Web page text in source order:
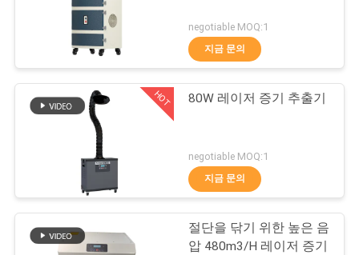
품
땜납 증기 갈퀴
실험실 증기 갈퀴
negotiable MOQ:1
지금 문의
HOT 80W 레이저 증기 추출기
negotiable MOQ:1
지금 문의
절단을 닦기 위한 높은 음
압 480m3/H 레이저 증기